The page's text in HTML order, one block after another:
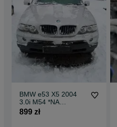
BMW e53 X5 2004
3.0i M54 *NA
CZĘŚCI*
899 zł